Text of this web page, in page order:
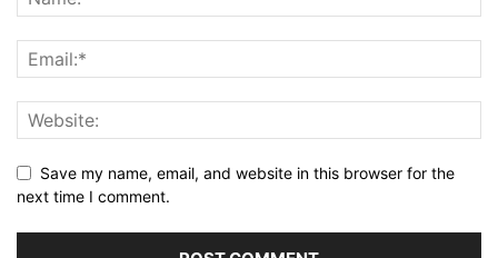
Save my name, email, and website in this browser for the
next time I comment.